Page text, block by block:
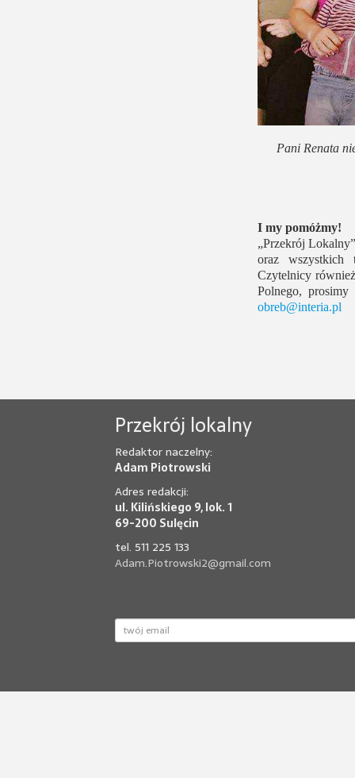
Pani Renata
I my pomóżmy!
„Przekrój
oraz wszystkich
Czytelnicy
Polnego,
obreb@interia.pl
Przekrój lokalny
Redaktor naczelny:
Adam Piotrowski
Adres redakcji:
ul. Kilińskiego 9, lok. 1
69-200 Sulęcin
tel. 511 225 133
Adam.Piotrowski2@gmail.com